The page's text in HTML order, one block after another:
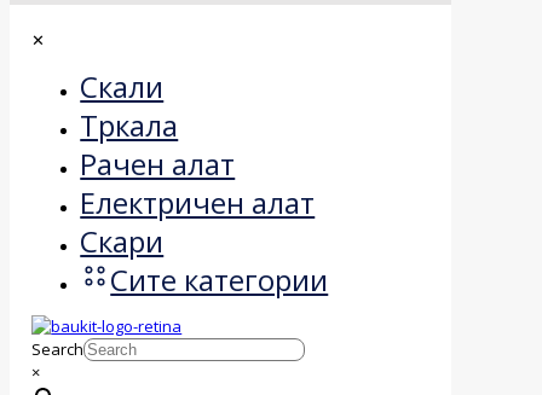
✕
Скали
Тркала
Рачен алат
Електричен алат
Скари
Сите категории
Search
×